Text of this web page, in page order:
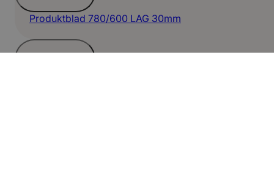
Produktblad 780/600 LAG 30mm